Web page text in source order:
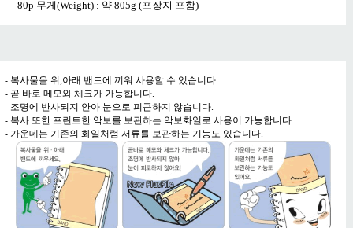
- 80p 무게(Weight) : 약 805g (포장지 포함)
- 복사물을 위,아래 밴드에 끼워 사용할 수 있습니다.
- 곧 바로 메모와 체크가 가능합니다.
- 조명에 반사되지 안아 눈으로 피곤하지 않습니다.
- 복사 또한 프린트한 악보를 보관하는 악보화일로 사용이 가능합니다.
- 가운데는 기존의 화일처럼 서류를 보관하는 기능도 있습니다.